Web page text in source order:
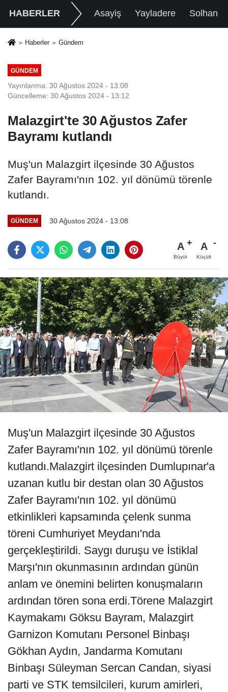
HABERLER Asayiş Yayladere Solhan
Haberler Gündem
GÜNDEM
Yayınlanma: 30 Ağustos 2024 - 13:08
Güncelleme: 30 Ağustos 2024 - 13:12
Malazgirt'te 30 Ağustos Zafer
Bayramı kutlandı
Muş'un Malazgirt ilçesinde 30 Ağustos
Zafer Bayramı'nın 102. yıl dönümü törenle
kutlandı.
GÜNDEM 30 Ağustos 2024 - 13:08
A
Büyüt
A
Küçült
Muş'un Malazgirt ilçesinde 30 Ağustos
Zafer Bayramı'nın 102. yıl dönümü törenle
kutlandı.Malazgirt ilçesinden Dumlupınar'a
uzanan kutlu bir destan olan 30 Ağustos
Zafer Bayramı'nın 102. yıl dönümü
etkinlikleri kapsamında çelenk sunma
töreni Cumhuriyet Meydanı'nda
gerçekleştirildi. Saygı duruşu ve İstiklal
Marşı'nın okunmasının ardından günün
anlam ve önemini belirten konuşmaların
ardından tören sona erdi.Törene Malazgirt
Kaymakamı Göksu Bayram, Malazgirt
Garnizon Komutanı Personel Binbaşı
Gökhan Aydın, Jandarma Komutanı
Binbaşı Süleyman Sercan Candan, siyasi
parti ve STK temsilcileri, kurum amirleri,